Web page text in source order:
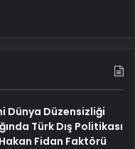
Dünya Düzensizliği
Türk Dış Politikası
Fidan Faktörü